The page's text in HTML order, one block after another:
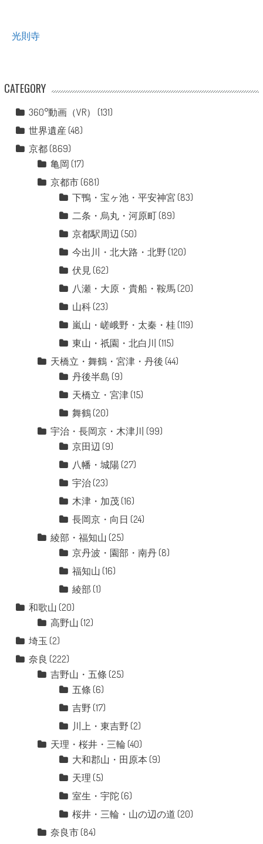
光則寺
CATEGORY
360°動画（VR）
(131)
世界遺産 (48)
京都(869)
亀岡 (17)
京都市(681)
下鴨・宝ヶ池・平安神宮 (83)
二条・烏丸・河原町(89)
京都駅周辺 (50)
今出川・北大路・北野 (120)
伏見 (62)
八瀬・大原・貴船・鞍馬(20)
山科(23)
嵐山・嵯峨野・太秦・桂 (119)
東山・祇園・北白川 (115)
天橋立・舞鶴・宮津・丹後 (44)
丹後半島 (9)
天橋立・宮津(15)
舞鶴(20)
宇治・長岡京・木津川 (99)
京田辺 (9)
八幡・城陽 (27)
宇治(23)
木津・加茂(16)
長岡京・向日 (24)
綾部・福知山 (25)
京丹波・園部・南丹(8)
福知山 (16)
綾部 (1)
和歌山 (20)
高野山 (12)
埼玉 (2)
奈良 (222)
吉野山・五條 (25)
五條 (6)
吉野 (17)
川上・東吉野 (2)
天理・桜井・三輪 (40)
大和郡山・田原本 (9)
天理 (5)
室生・宇陀(6)
桜井・三輪・山の辺の道 (20)
奈良市(84)